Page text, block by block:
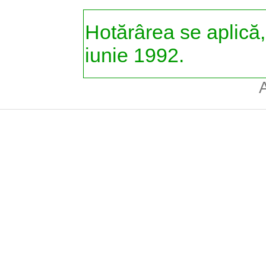
Hotărârea se
iunie 1992.